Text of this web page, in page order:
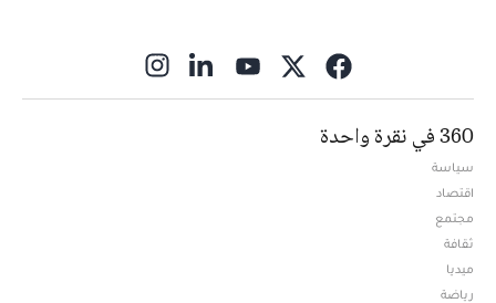
360 في نقرة واحدة
سياسة
اقتصاد
مجتمع
ثقافة
ميديا
رياضة